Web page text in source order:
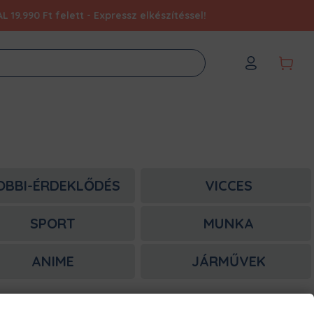
19.990 Ft felett - Expressz elkészítéssel!
ÉRDEKLŐDÉS VICCES
SPORT MUNKA
ANIME JÁRMŰVEK